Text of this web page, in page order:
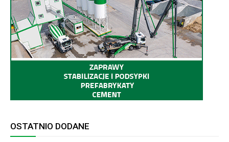
OSTATNIO DODANE